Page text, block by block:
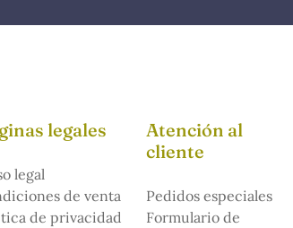
legales
legal
de venta
de privacidad
Atención al
cliente
Pedidos especiales
Formulario de